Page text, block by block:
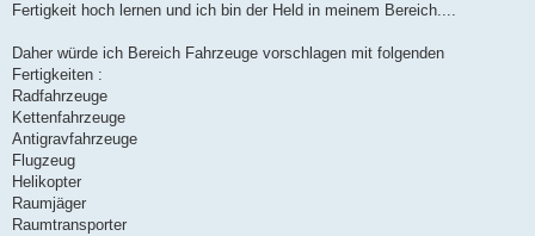
Fertigkeit hoch lernen und ich bin der Held in meinem Bereich....
Daher würde ich Bereich Fahrzeuge vorschlagen mit folgenden
Fertigkeiten :
Radfahrzeuge
Kettenfahrzeuge
Antigravfahrzeuge
Flugzeug
Helikopter
Raumjäger
Raumtransporter